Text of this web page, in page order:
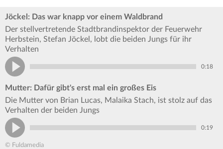
Jöckel: Das war knapp vor einem Waldbrand
Der stellvertretende Stadtbrandinspektor der Feuerwehr
Herbstein, Stefan Jöckel, lobt die beiden Jungs für ihr
Verhalten
0:18
Mutter: Dafür gibt's erst mal ein großes Eis
Die Mutter von Brian Lucas, Malaika Stach, ist stolz auf das
Verhalten der beiden Jungs
0:19
© Fuldamedia